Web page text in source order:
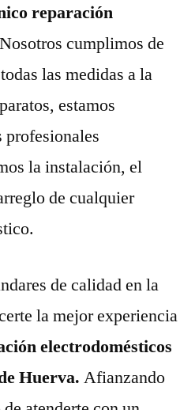
reparación
Nosotros cumplimos de
las medidas a la
estamos
profesionales
la instalación, el
de cualquier
de calidad en la
la mejor experiencia
electrodomésticos
Huerva. Afianzando